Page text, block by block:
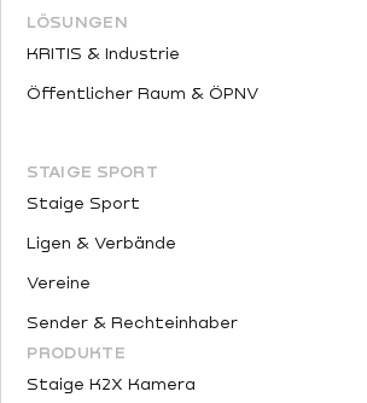
LÖSUNGEN
KRITIS & Industrie
Öffentlicher Raum & ÖPNV
STAIGE SPORT
Staige Sport
Ligen & Verbände
Vereine
Sender & Rechteinhaber
PRODUKTE
Staige K2X Kamera